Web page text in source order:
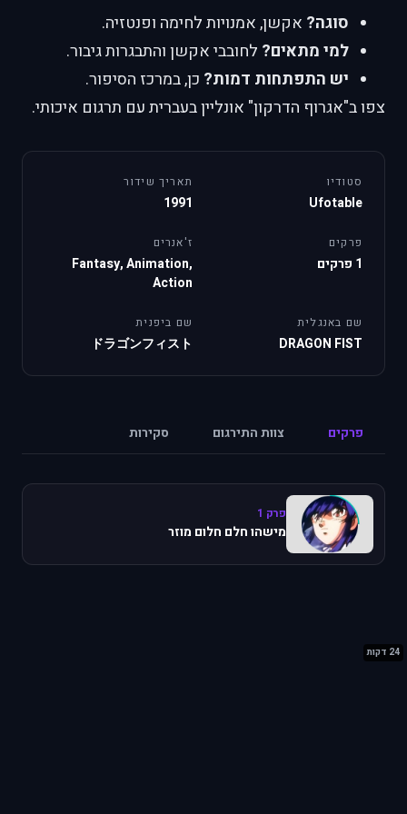
סוגה? אקשן, אמנויות לחימה ופנטזיה.
למי מתאים? לחובבי אקשן והתבגרות גיבור.
יש התפתחות דמות? כן, במרכז הסיפור.
צפו ב"אגרוף הדרקון" אונליין בעברית עם תרגום איכותי.
סטודיו
Ufotable
תאריך שידור
1991
פרקים
1 פרקים
ז'אנרים
Fantasy, Animation,
Action
שם באנגלית
DRAGON FIST
שם ביפנית
ドラゴンフィスト
פרקים צוות התירגום סקירות
פרק 1
מישהו חלם חלום מוזר
24 דקות